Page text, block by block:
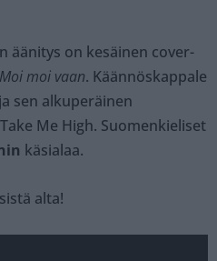
äänitys on kesäinen cover-
Moi moi vaan. Käännöskappale
sen alkuperäinen
Me High. Suomenkieliset
käsialaa.
alta!